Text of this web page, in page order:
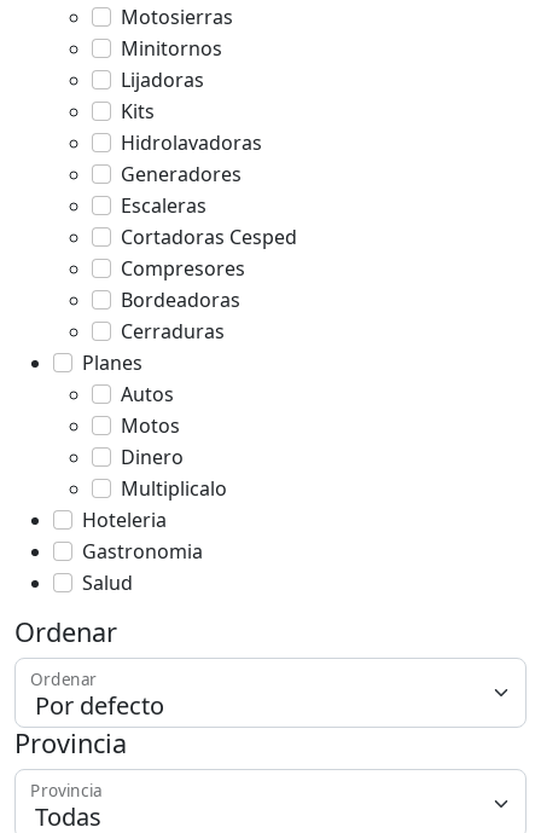
Motosierras
Minitornos
Lijadoras
Kits
Hidrolavadoras
Generadores
Escaleras
Cortadoras Cesped
Compresores
Bordeadoras
Cerraduras
Planes
Autos
Motos
Dinero
Multiplicalo
Hoteleria
Gastronomia
Salud
Ordenar
Ordenar
Provincia
Provincia